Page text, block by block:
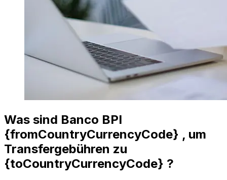
Was sind Banco BPI
{fromCountryCurrencyCode} , um
Transfergebühren zu
{toCountryCurrencyCode} ?